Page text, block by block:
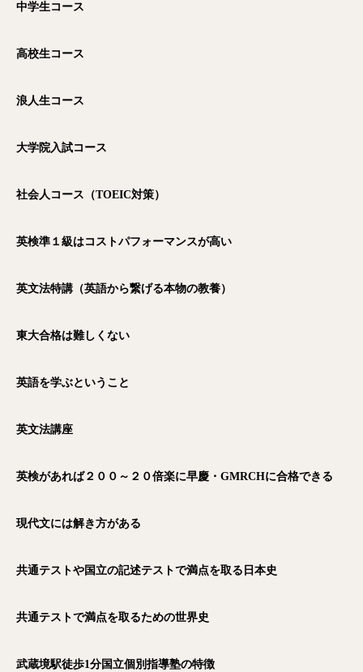
中学生コース
高校生コース
浪人生コース
大学院入試コース
社会人コース（TOEIC対策）
英検準１級はコストパフォーマンスが高い
英文法特講（英語から繋げる本物の教養）
東大合格は難しくない
英語を学ぶということ
英文法講座
英検があれば２００～２０倍楽に早慶・GMRCHに合格できる
現代文には解き方がある
共通テストや国立の記述テストで満点を取る日本史
共通テストで満点を取るための世界史
武蔵境駅徒歩1分国立個別指導塾の特徴
電話 メール